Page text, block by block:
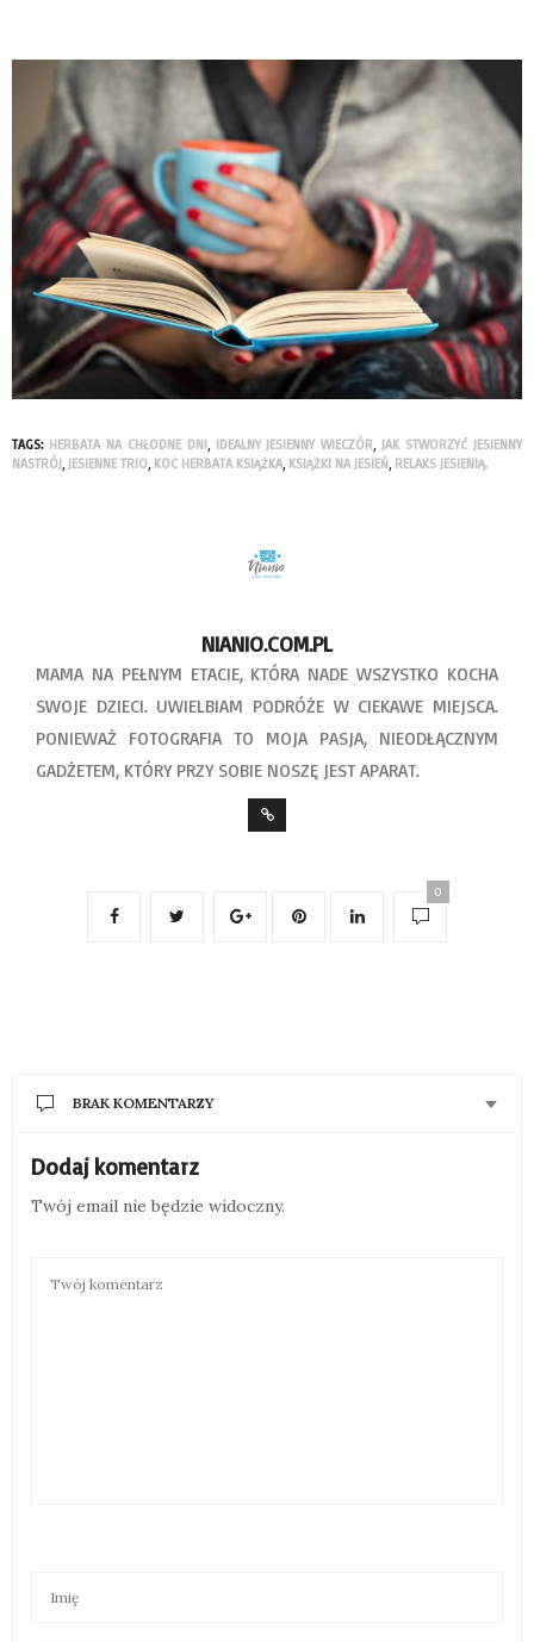
TAGS: HERBATA NA CHŁODNE DNI, IDEALNY JESIENNY WIECZÓR,JAK STWORZYĆ JESIENNY
NASTRÓJ,JESIENNE TRIO, KOC HERBATA KSIĄŻKA, KSIĄŻKI NA JESIEŃ, RELAKS JESIENIĄ.
NIANIO.COM.PL
MAMA NA PEŁNYM ETACIE, KTÓRA NADE WSZYSTKO KOCHA
SWOJE DZIECI. UWIELBIAM PODRÓŻE W CIEKAWE MIEJSCA.
PONIEWAŻ FOTOGRAFIA TO MOJA PASJA, NIEODŁĄCZNYM
GADŻETEM, KTÓRY PRZY SOBIE NOSZĘ JEST APARAT.
0
BRAK KOMENTARZY
Dodaj komentarz
Twój email nie będzie widoczny.